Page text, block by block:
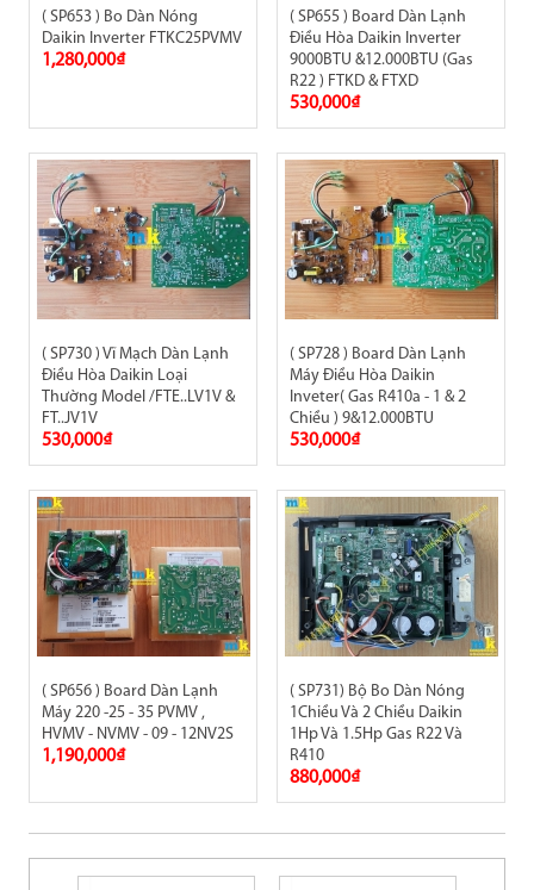
( SP653 ) Bo Dàn Nóng
Daikin Inverter FTKC25PVMV
1,280,000₫
( SP655 ) Board Dàn Lạnh
Điều Hòa Daikin Inverter
9000BTU &12.000BTU (Gas
R22 ) FTKD & FTXD
530,000₫
( SP730 ) Vĩ Mạch Dàn Lạnh
Điều Hòa Daikin Loại
Thường Model /FTE..LV1V &
FT..JV1V
530,000₫
( SP728 ) Board Dàn Lạnh
Máy Điều Hòa Daikin
Inveter( Gas R410a - 1 & 2
Chiều ) 9&12.000BTU
530,000₫
( SP656 ) Board Dàn Lạnh
Máy 220 -25 - 35 PVMV ,
HVMV - NVMV - 09 - 12NV2S
1,190,000₫
( SP731) Bộ Bo Dàn Nóng
1Chiều Và 2 Chiều Daikin
1Hp Và 1.5Hp Gas R22 Và
R410
880,000₫